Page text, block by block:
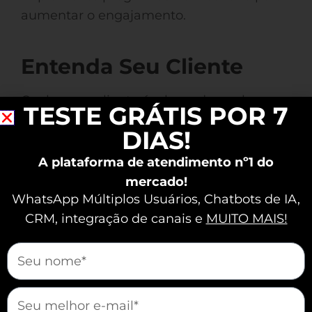
aumentar o engajamento.
Entenda Seu Cliente
Conhecer o cliente é a base de qualquer
atendimento excepcional. Quando você
entende as necessidades e preferências
dele, pode oferecer soluções
Criação de Personas
Desenvolva personas que representem
os diferentes perfis de clientes da sua
empresa. Isso ajuda a prever
necessidades e a adaptar o atendimento.
TESTE GRÁTIS POR 7
DIAS!
A plataforma de atendimento nº1 do
mercado!
WhatsApp Múltiplos Usuários, Chatbots de IA,
CRM, integração de canais e MUITO MAIS!
mauticform[nome]
mauticform[email]